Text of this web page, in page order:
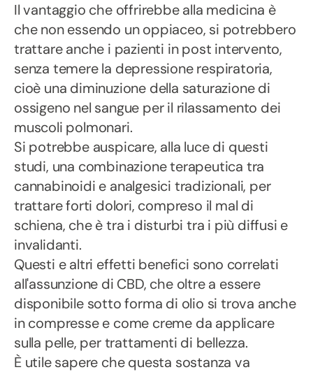
Il vantaggio che offrirebbe alla medicina è
che non essendo un oppiaceo, si potrebbero
trattare anche i pazienti in post intervento,
senza temere la depressione respiratoria,
cioè una diminuzione della saturazione di
ossigeno nel sangue per il rilassamento dei
muscoli polmonari.
Si potrebbe auspicare, alla luce di questi
studi, una combinazione terapeutica tra
cannabinoidi e analgesici tradizionali, per
trattare forti dolori, compreso il mal di
schiena, che è tra i disturbi tra i più diffusi e
invalidanti.
Questi e altri effetti benefici sono correlati
all'assunzione di CBD, che oltre a essere
disponibile sotto forma di olio si trova anche
in compresse e come creme da applicare
sulla pelle, per trattamenti di bellezza.
È utile sapere che questa sostanza va